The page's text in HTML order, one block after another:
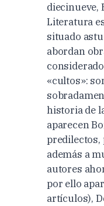
diecinueve,
Literatura
situado
abordan
«cultos»:
historia de
aparecen
predilectos,
además a
autores
por ello
artículos),